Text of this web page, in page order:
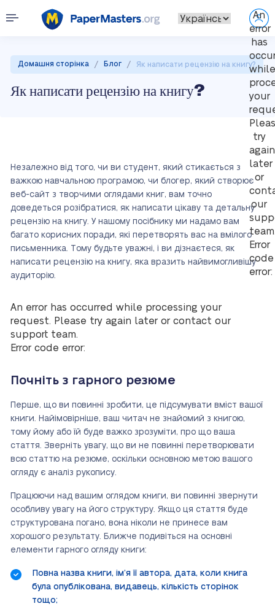
An
error
has
while
your
try
again
later
or
our
Error
code
error:
Домашня сторінка / Блог / Як написати рецензію на книгу?
Як написати рецензію на книгу?
Незалежно від того, чи ви студент, який стикається з
важкою навчальною програмою, чи блогер, який створює
веб-сайт з творчими оглядами книг, вам точно
доведеться розібратися, як написати цікаву та детальну
рецензію на книгу. У нашому посібнику ми надамо вам
багато корисних поради, які перетворять вас на вмілого
письменника. Тому будьте уважні, і ви дізнаєтеся, як
написати рецензію на книгу, яка вразить найвимогливішу
аудиторію.
An error has occurred while processing your
request. Please try again later or contact our
support team.
Error code error:
Почніть з гарного резюме
Перше, що ви повинні зробити, це підсумувати вміст вашої
книги. Найімовірніше, ваш читач не знайомий з книгою,
тому йому або їй буде важко зрозуміти, про що ваша
стаття. Зверніть увагу, що ви не повинні перетворювати
всю статтю на резюме, оскільки основною метою вашого
огляду є аналіз рукопису.
Працюючи над вашим оглядом книги, ви повинні звернути
особливу увагу на його структуру. Якщо ця стаття буде
структурована погано, вона ніколи не принесе вам
хорошого результату. Ближче подивіться на основні
елементи гарного огляду книги:
Повна назва книги, ім’я її автора, дата, коли книга
була опублікована, видавець, кількість сторінок
тощо;